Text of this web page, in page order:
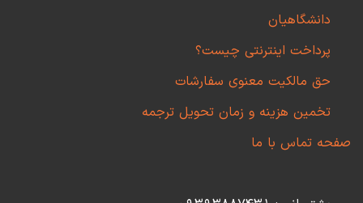
دانشگاهیان
پرداخت اینترنتی چیست؟
حق مالکیت معنوی سفارشات
تخمین هزینه و زمان تحویل ترجمه
صفحه تماس با ما